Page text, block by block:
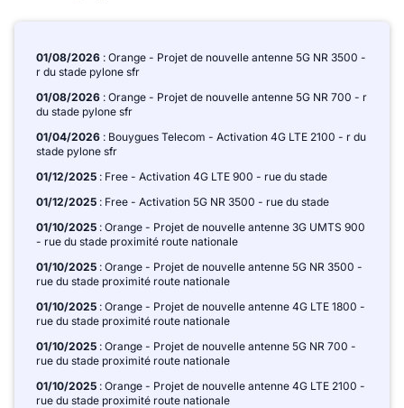
01/08/2026 : Orange - Projet de nouvelle antenne 5G NR 3500 -
r du stade pylone sfr
01/08/2026 : Orange - Projet de nouvelle antenne 5G NR 700 - r
du stade pylone sfr
01/04/2026 : Bouygues Telecom - Activation 4G LTE 2100 - r du
stade pylone sfr
01/12/2025 : Free - Activation 4G LTE 900 - rue du stade
01/12/2025 : Free - Activation 5G NR 3500 - rue du stade
01/10/2025 : Orange - Projet de nouvelle antenne 3G UMTS 900
- rue du stade proximité route nationale
01/10/2025 : Orange - Projet de nouvelle antenne 5G NR 3500 -
rue du stade proximité route nationale
01/10/2025 : Orange - Projet de nouvelle antenne 4G LTE 1800 -
rue du stade proximité route nationale
01/10/2025 : Orange - Projet de nouvelle antenne 5G NR 700 -
rue du stade proximité route nationale
01/10/2025 : Orange - Projet de nouvelle antenne 4G LTE 2100 -
rue du stade proximité route nationale